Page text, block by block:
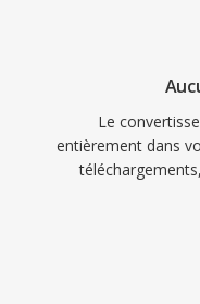
detection
transmission
l&#039;AMR
raison de sa
Hz), il excelle
Le
entièrement dans